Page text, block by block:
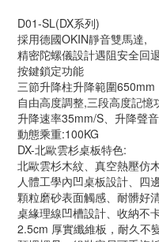
D01-SL(DX系列)
採用德國OKIN靜音雙馬達,
精密陀螺儀設計遇阻安全回
按鍵鎖定功能
三節升降柱升降範圍650mm
自由高度調整,三段高度記憶
升降速率35mm/S、升降聲
動態乘重:100KG
DX-北歐雲杉桌板特色:
北歐雲杉木紋、真空熱壓仿
人體工學內凹桌板設計、四
顆粒磨砂表面觸感、耐髒好
桌緣理線凹槽設計、收納不
2.5cm 厚實纖維板，耐久不